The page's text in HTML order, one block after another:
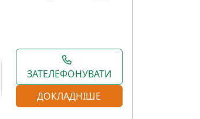
ЗАТЕЛЕФОНУВАТИ
ДОКЛАДНІШЕ